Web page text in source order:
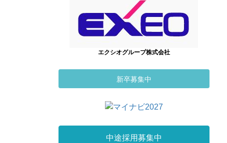
エクシオグループ株式会社
新卒募集中
中途採用募集中